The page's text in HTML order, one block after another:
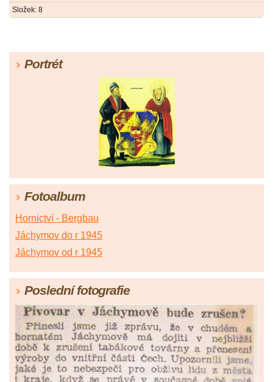
Složek: 8
Portrét
Fotoalbum
Hornictví - Bergbau
Jáchymov do r 1945
Jáchymov od r 1945
Poslední fotografie